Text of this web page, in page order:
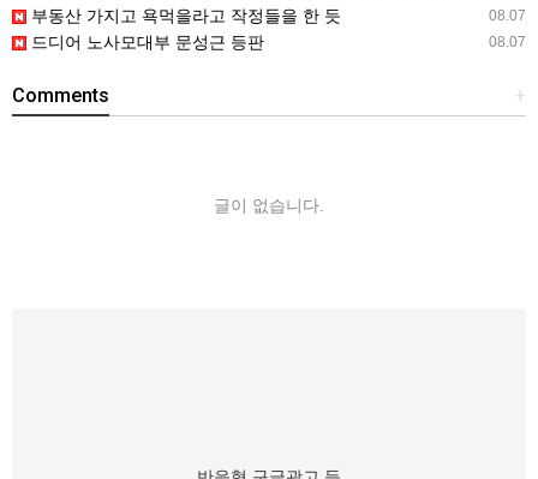
08.07
부동산 가지고 욕먹을라고 작정들을 한 듯
08.07
드디어 노사모대부 문성근 등판
+
Comments
글이 없습니다.